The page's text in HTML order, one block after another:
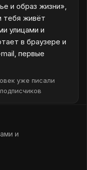
и образ жизни»,
тебя живёт
улицами и
в браузере и
первые
уже писали
и